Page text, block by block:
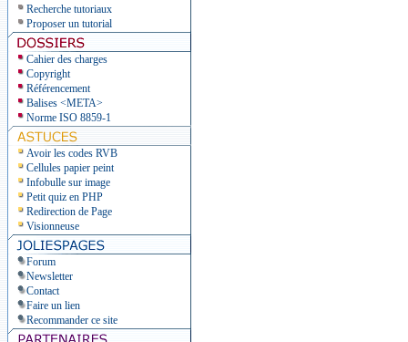
Recherche tutoriaux
Proposer un tutorial
Cahier des charges
Copyright
Référencement
Balises <META>
Norme ISO 8859-1
Avoir les codes RVB
Cellules papier peint
Infobulle sur image
Petit quiz en PHP
Redirection de Page
Visionneuse
Forum
Newsletter
Contact
Faire un lien
Recommander ce site